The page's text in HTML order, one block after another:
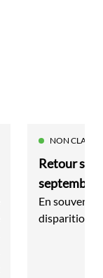
NON CLASSÉ
Retour sur
septembre
travail"
En souvenir
disparition